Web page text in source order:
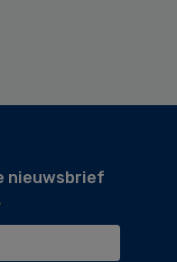
nieuwsbrief